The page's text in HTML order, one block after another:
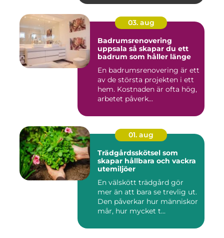
03. aug
Badrumsrenovering
uppsala så skapar du ett
badrum som håller länge
En badrumsrenovering är ett
av de största projekten i ett
hem. Kostnaden är ofta hög,
arbetet påverk...
01. aug
Trädgårdsskötsel som
skapar hållbara och vackra
utemiljöer
En välskött trädgård gör
mer än att bara se trevlig ut.
Den påverkar hur människor
mår, hur mycket t...